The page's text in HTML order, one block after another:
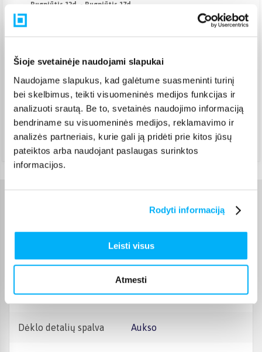
Šioje svetainėje naudojami slapukai
Naudojame slapukus, kad galėtume suasmeninti turinį
bei skelbimus, teikti visuomeninės medijos funkcijas ir
analizuoti srautą. Be to, svetainės naudojimo informaciją
bendriname su visuomeninės medijos, reklamavimo ir
analizės partneriais, kurie gali ją pridėti prie kitos jūsų
pateiktos arba naudojant paslaugas surinktos
informacijos.
Rodyti informaciją
Leisti visus
Atmesti
Rugpjūtis 12d. - Rugpjūtis 17d.
Pristato ir šeštadienį
DPD kurjeris (3,99 €)
Rugpjūtis 12d. - Rugpjūtis 17d.
DPD paštomatas (3,99 €)
Pristato ir šeštadienį
Rugpjūtis 12d. - Rugpjūtis 17d.
Atsiėmimas Veiverių g. 171, Kaunas (1,99 €)
Rugpjūtis 12d. - Rugpjūtis 17d.
Gamintojas Burga
Telefono gamintojas Apple
Telefono modelis iPhone 16 Pro Max
Dėklo detalių spalva Aukso